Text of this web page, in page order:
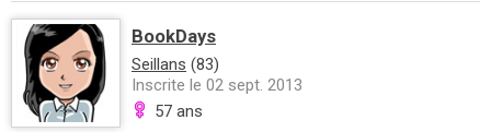
BookDays
Seillans (83)
Inscrite le 02 sept. 2013
57 ans